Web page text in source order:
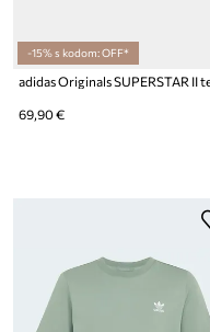
-15% s kodom: OFF*
69,90 €